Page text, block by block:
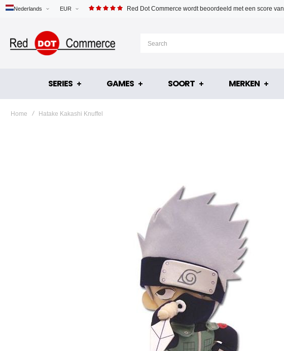
EUR
Nederlands Red Dot Commerce wordt beoordeeld met een score van
SERIES GAMES SOORT MERKEN
Home Hatake Kakashi Knuffel